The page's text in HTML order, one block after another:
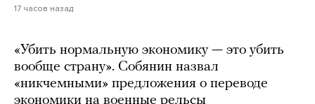
17 часов назад
«Убить нормальную экономику — это убить
вообще страну». Собянин назвал
«никчемными» предложения о переводе
экономики на военные рельсы